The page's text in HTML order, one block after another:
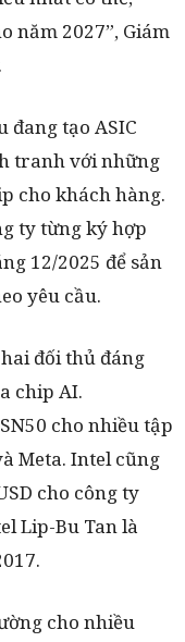
năm 2027”, Giám
đang tạo ASIC
tranh với những
cho khách hàng.
ty từng ký hợp
12/2025 để sản
yêu cầu.
đối thủ đáng
chip AI.
cho nhiều tập
Meta. Intel cũng
cho công ty
Lip-Bu Tan là
cho nhiều